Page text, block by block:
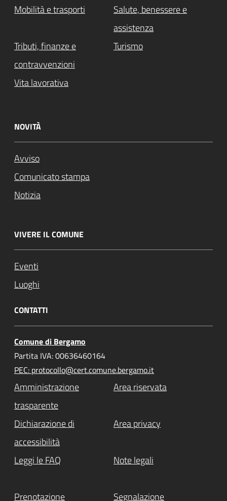
Mobilità e trasporti
Salute, benessere e
assistenza
Tributi, finanze e
contravvenzioni
Turismo
Vita lavorativa
NOVITÀ
Avviso
Comunicato stampa
Notizia
VIVERE IL COMUNE
Eventi
Luoghi
CONTATTI
Comune di Bergamo
Partita IVA: 00636460164
PEC: protocollo@cert.comune.bergamo.it
Amministrazione
trasparente
Area riservata
Dichiarazione di
accessibilità
Area privacy
Leggi le FAQ Note legali
Prenotazione Segnalazione